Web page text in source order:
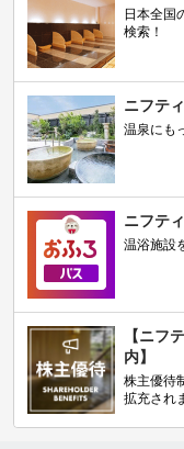
日本全国
検索！
ニフテ
温泉にも
ニフテ
温浴施設
【ニフ
内】
株主優待
拡充され